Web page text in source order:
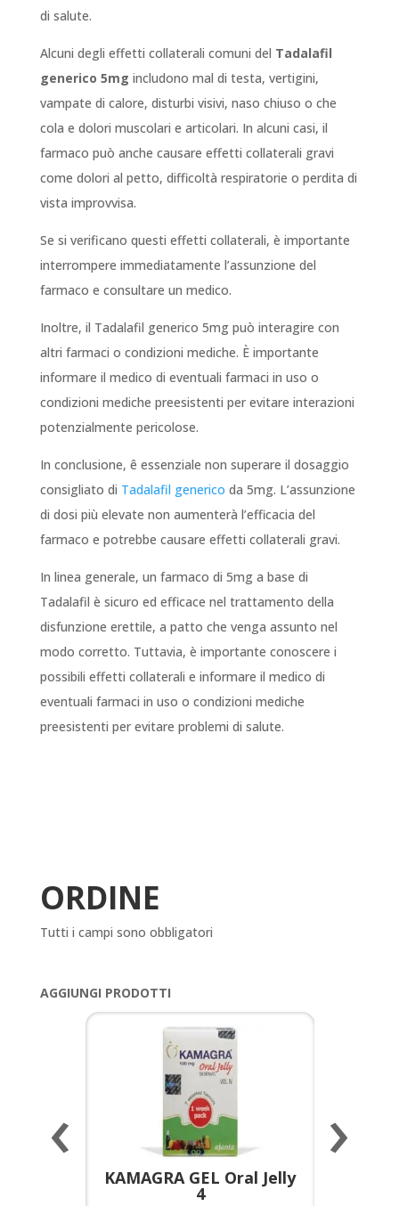
di salute.
Alcuni degli effetti collaterali comuni del Tadalafil
generico 5mg includono mal di testa, vertigini,
vampate di calore, disturbi visivi, naso chiuso o che
cola e dolori muscolari e articolari. In alcuni casi, il
farmaco può anche causare effetti collaterali gravi
come dolori al petto, difficoltà respiratorie o perdita di
vista improvvisa.
Se si verificano questi effetti collaterali, è importante
interrompere immediatamente l’assunzione del
farmaco e consultare un medico.
Inoltre, il Tadalafil generico 5mg può interagire con
altri farmaci o condizioni mediche. È importante
informare il medico di eventuali farmaci in uso o
condizioni mediche preesistenti per evitare interazioni
potenzialmente pericolose.
In conclusione, ê essenziale non superare il dosaggio
consigliato di Tadalafil generico da 5mg. L’assunzione
di dosi più elevate non aumenterà l’efficacia del
farmaco e potrebbe causare effetti collaterali gravi.
In linea generale, un farmaco di 5mg a base di
Tadalafil è sicuro ed efficace nel trattamento della
disfunzione erettile, a patto che venga assunto nel
modo corretto. Tuttavia, è importante conoscere i
possibili effetti collaterali e informare il medico di
eventuali farmaci in uso o condizioni mediche
preesistenti per evitare problemi di salute.
ORDINE
Tutti i campi sono obbligatori
AGGIUNGI PRODOTTI
KAMAGRA GEL Oral Jelly
4
‹ ›